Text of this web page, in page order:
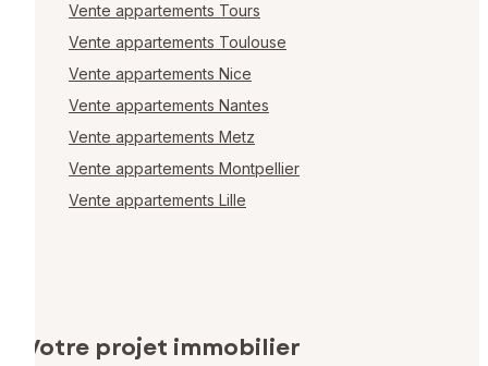
Vente appartements Tours
Vente appartements Toulouse
Vente appartements Nice
Vente appartements Nantes
Vente appartements Metz
Vente appartements Montpellier
Vente appartements Lille
Votre projet immobilier